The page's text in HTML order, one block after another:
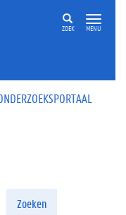
ZOEK MENU
Zoeken